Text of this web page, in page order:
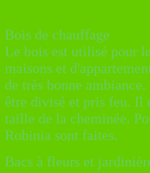
Bois de chauffage
Le bois est utilisé pour
maisons et
de très bonne
être divisé et pris feu. Il
taille de la cheminée.
Robinia sont faites.
Bacs à fleurs et